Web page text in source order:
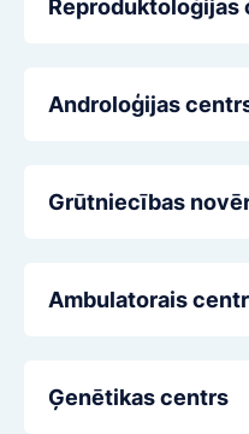
Reproduktoloģijas
Androloģijas
Grūtniecības
Ambulatorais
Ģenētikas centrs